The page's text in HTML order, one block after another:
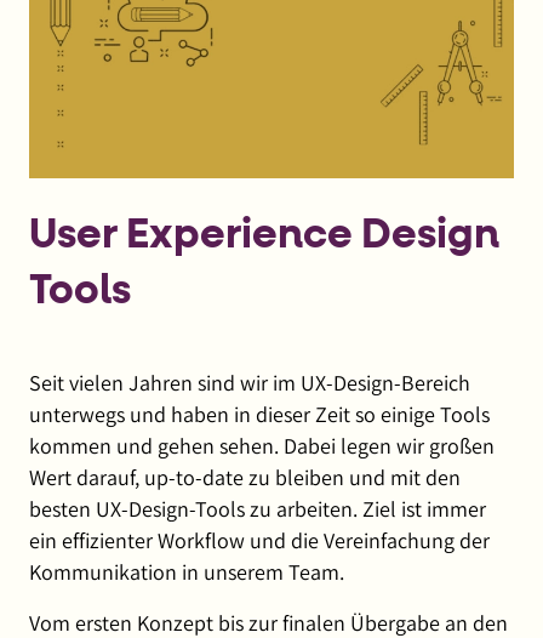
User Experience Design
Tools
Seit vielen Jahren sind wir im UX-Design-Bereich
unterwegs und haben in dieser Zeit so einige Tools
kommen und gehen sehen. Dabei legen wir großen
Wert darauf, up-to-date zu bleiben und mit den
besten UX-Design-Tools zu arbeiten. Ziel ist immer
ein effizienter Workflow und die Vereinfachung der
Kommunikation in unserem Team.
Vom ersten Konzept bis zur finalen Übergabe an den